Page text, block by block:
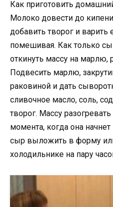
Как приготовить
Молоко довести до
добавить творог и варить
помешивая. Как только
откинуть массу на марлю,
Подвесить марлю,
раковиной и дать
сливочное масло, соль,
творог. Массу
момента, когда она
сыр выложить в форму
холодильнике на пару